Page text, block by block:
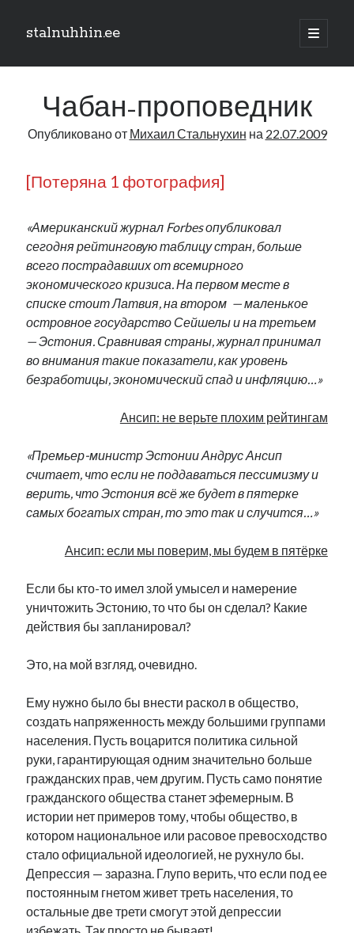
stalnuhhin.ee
отрыть
Боковая
панель
В мире
Интервью
Книга
Личное
Нарва и северо-восток
Обзор прессы
Образование
Парламент и правительство
Фотографии
Экономика
Метки
radio narva
ансиппиада видео
в поисках здравого смысла выборы высказывание
евросоюз интервью история кабинетные истории
катри райк кая каллас книга маська
памятники парад клоунов парламент
подкаст потеряны данные пресса программа
рийгикогу россия русский роман
русскоязычное образование сми ссср стенограмма
т.х. ильвес танк фотоотчет экономика экономика эстонии
эстония эстонский язык
Михаил Стальнухин:
mstalnuhhin@gmail.com
Отзывы и предложения по блогу:
anton.stalnuhhin@gmail.com
Чабан-проповедник
Опубликовано от Михаил Стальнухин на 22.07.2009
[Потеряна 1 фотография]
«Американский журнал Forbes опубликовал
сегодня рейтинговую таблицу стран, больше
всего пострадавших от всемирного
экономического кризиса. На первом месте в
списке стоит Латвия, на втором — маленькое
островное государство Сейшелы и на третьем
— Эстония. Сравнивая страны, журнал принимал
во внимания такие показатели, как уровень
безработицы, экономический спад и инфляцию…»
Ансип: не верьте плохим рейтингам
«Премьер-министр Эстонии Андрус Ансип
считает, что если не поддаваться пессимизму и
верить, что Эстония всё же будет в пятерке
самых богатых стран, то это так и случится…»
Ансип: если мы поверим, мы будем в пятёрке
Если бы кто-то имел злой умысел и намерение
уничтожить Эстонию, то что бы он сделал? Какие
действия бы запланировал?
Это, на мой взгляд, очевидно.
Ему нужно было бы внести раскол в общество,
создать напряженность между большими группами
населения. Пусть воцарится политика сильной
руки, гарантирующая одним значительно больше
гражданских прав, чем другим. Пусть само понятие
гражданского общества станет эфемерным. В
истории нет примеров тому, чтобы общество, в
котором национальное или расовое превосходство
стало официальной идеологией, не рухнуло бы.
Депрессия — заразна. Глупо верить, что если под ее
постоянным гнетом живет треть населения, то
остальные две трети смогут этой депрессии